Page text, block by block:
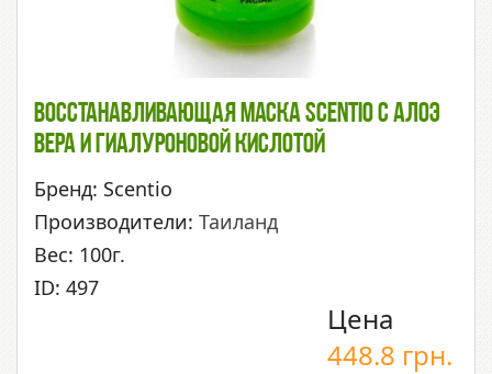
Восстанавливающая Маска Scentio С Алоэ
Вера И Гиалуроновой Кислотой
Бренд: Scentio
Производители: Таиланд
Вес: 100г.
ID: 497
Цена
448.8 грн.